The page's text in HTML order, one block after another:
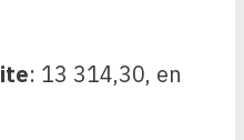
: 13 314,30, en